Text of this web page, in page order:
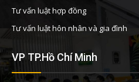
Tư vấn luật hợp đồng
Tư vấn luật hôn nhân và gia đình
VP TP.Hồ Chí Minh